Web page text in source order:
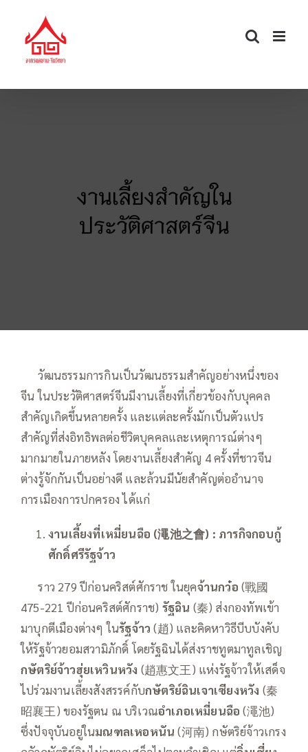
content
งานเลี้ยงสำคัญใน
ประวัติศาสตร์จีน
—–วัฒนธรรมการกินเป็นวัฒนธรรมสำคัญอย่างหนึ่งของ
จีน ในประวัติศาสตร์จีนมีงานเลี้ยงที่เกี่ยวข้องกับบุคคล
สำคัญเกิดขึ้นหลายครั้ง และแต่ละครั้งมักเป็นตัวแปร
สำคัญที่ส่งอิทธิพลต่อชีวิตบุคคลและเหตุการณ์ต่างๆ
มากมายในภายหลัง โดยงานเลี้ยงสำคัญ 4 ครั้งที่ชาวจีน
ต่างรู้จักกันเป็นอย่างดี และล้วนมีนัยสำคัญต่ออำนาจ
การเมืองการปกครอง ได้แก่
งานเลี้ยงที่เหมี่ยนฉือ (澠池之會) : ภารกิจกอบกู้
ศักดิ์ศรีรัฐจ้าว
—–ราว 279 ปีก่อนคริสต์ศักราช ในยุคจ้านกว๋อ (戰國
475-221 ปีก่อนคริสต์ศักราช) รัฐฉิน (秦) ส่งกองทัพเข้า
มาบุกตีเมืองต่างๆ ในรัฐจ้าว (趙) และคิดหาวิธีบีบบังคับ
ให้รัฐจ้าวยอมสวามิภักดิ์ โดยรัฐฉินได้ส่งราชทูตมาทูลเชิญ
กษัตริย์จ้าวฮุ่ยเหวินหวัง (趙惠文王) แห่งรัฐจ้าวให้เสด็จ
ไปร่วมงานเลี้ยงสังสรรค์กับกษัตริย์ฉินเจาเซียงหวัง (秦
昭襄王) ของรัฐตน ณ บริเวณอำเภอเหมี่ยนฉือ (澠池)
ซึ่งปัจจุบันอยู่ในมณฑลเหอหนัน (河南) กษัตริย์จ้าวเกรง